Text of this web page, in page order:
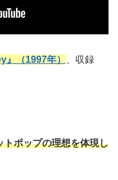
（1997年）
、収録
トポップの理想を体現し